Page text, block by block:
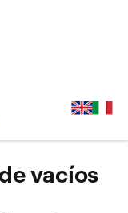
vacíos